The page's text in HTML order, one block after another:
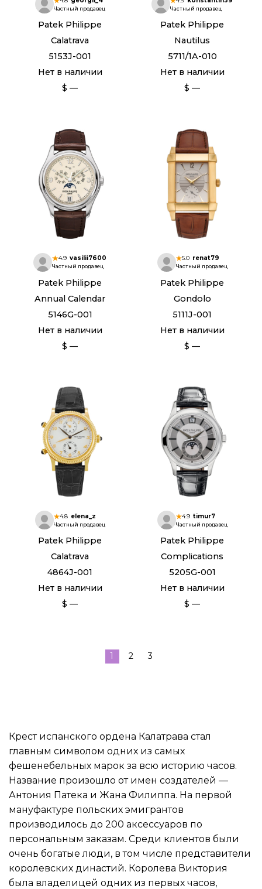
Частный продавец
Patek Philippe
Calatrava
5153J-001
Нет в наличии
$ —
Частный продавец
Patek Philippe
Nautilus
5711/1A-010
Нет в наличии
$ —
4.9 vasilii7600
Частный продавец
Patek Philippe
Annual Calendar
5146G-001
Нет в наличии
$ —
5.0 renat79
Частный продавец
Patek Philippe
Gondolo
5111J-001
Нет в наличии
$ —
4.8 elena_z
Частный продавец
Patek Philippe
Calatrava
4864J-001
Нет в наличии
$ —
4.9 timur7
Частный продавец
Patek Philippe
Complications
5205G-001
Нет в наличии
$ —
1 2 3
Крест испанского ордена Калатрава стал
главным символом одних из самых
фешенебельных марок за всю историю часов.
Название произошло от имен создателей —
Антония Патека и Жана Филиппа. На первой
мануфактуре польских эмигрантов
производилось до 200 аксессуаров по
персональным заказам. Среди клиентов были
очень богатые люди, в том числе представители
королевских династий. Королева Виктория
была владелицей одних из первых часов,